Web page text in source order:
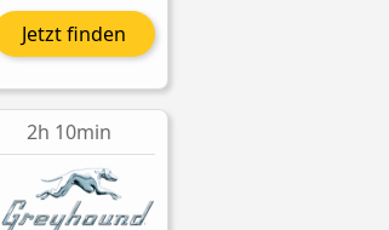
Jetzt finden
2h 10min